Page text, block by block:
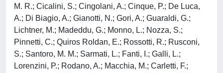
M. R.; Cicalini, S.; Cingolani, A.; Cinque, P.; De Luca,
A.; Di Biagio, A.; Gianotti, N.; Gori, A.; Guaraldi, G.;
Lichtner, M.; Madeddu, G.; Monno, L.; Nozza, S.;
Pinnetti, C.; Quiros Roldan, E.; Rossotti, R.; Rusconi,
S.; Santoro, M. M.; Sarmati, L.; Fanti, I.; Galli, L.;
Lorenzini, P.; Rodano, A.; Macchia, M.; Carletti, F.;